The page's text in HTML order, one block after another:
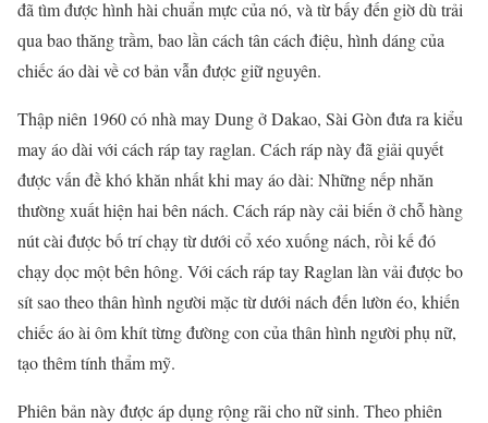
đã tìm được hình hài chuẩn mực của nó, và từ bấy đến giờ dù trải
qua bao thăng trầm, bao lần cách tân cách điệu, hình dáng của
chiếc áo dài về cơ bản vẫn được giữ nguyên.
Thập niên 1960 có nhà may Dung ở Dakao, Sài Gòn đưa ra kiểu
may áo dài với cách ráp tay raglan. Cách ráp này đã giải quyết
được vấn đề khó khăn nhất khi may áo dài: Những nếp nhăn
thường xuất hiện hai bên nách. Cách ráp này cải biến ở chỗ hàng
nút cài được bố trí chạy từ dưới cổ xéo xuống nách, rồi kế đó
chạy dọc một bên hông. Với cách ráp tay Raglan làn vải được bo
sít sao theo thân hình người mặc từ dưới nách đến lườn éo, khiến
chiếc áo ài ôm khít từng đường con của thân hình người phụ nữ,
tạo thêm tính thẩm mỹ.
Phiên bản này được áp dụng rộng rãi cho nữ sinh. Theo phiên